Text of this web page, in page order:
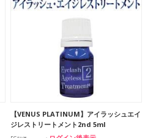
【VENUS PLATINUM】アイラッシュエイ
ジレストリートメント2nd 5ml